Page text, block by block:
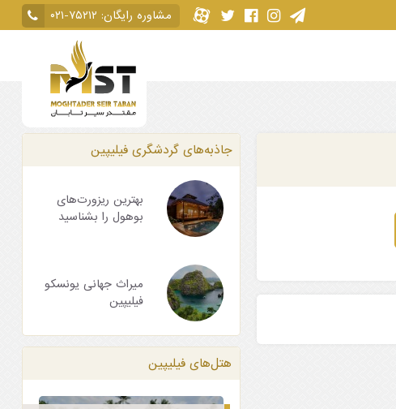
مشاوره رایگان: ۰۲۱-۷۵۲۱۲
جاذبه‌های گردشگری فیلیپین
بهترین ریزورت‌های
بوهول را بشناسید
میراث جهانی یونسکو
فیلیپین
هتل‌های فیلیپین